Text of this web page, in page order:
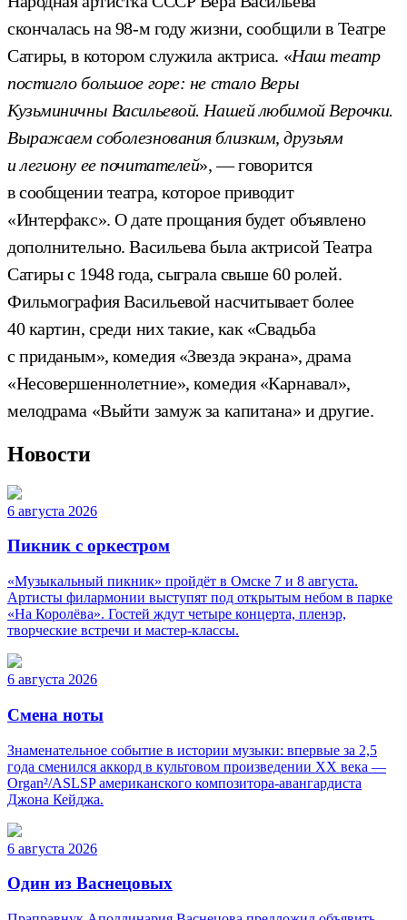
скончалась на 98-м году жизни, сообщили в Театре
Сатиры, в котором служила актриса. «Наш театр
постигло большое горе: не стало Веры
Кузьминичны Васильевой. Нашей любимой Верочки.
Выражаем соболезнования близким, друзьям
и легиону ее почитателей», — говорится
в сообщении театра, которое приводит
«Интерфакс». О дате прощания будет объявлено
дополнительно. Васильева была актрисой Театра
Сатиры с 1948 года, сыграла свыше 60 ролей.
Фильмография Васильевой насчитывает более
40 картин, среди них такие, как «Свадьба
с приданым», комедия «Звезда экрана», драма
«Несовершеннолетние», комедия «Карнавал»,
мелодрама «Выйти замуж за капитана» и другие.
Новости
6 августа 2026
Пикник с оркестром
«Музыкальный пикник» пройдёт в Омске 7 и 8 августа.
Артисты филармонии выступят под открытым небом в парке
«На Королёва». Гостей ждут четыре концерта, пленэр,
творческие встречи и мастер-классы.
6 августа 2026
Смена ноты
Знаменательное событие в истории музыки: впервые за 2,5
года сменился аккорд в культовом произведении XX века —
Organ²/ASLSP американского композитора-авангардиста
Джона Кейджа.
6 августа 2026
Один из Васнецовых